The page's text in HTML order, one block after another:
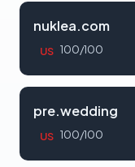
nuklea.com
US 100/100
pre.wedding
US 100/100